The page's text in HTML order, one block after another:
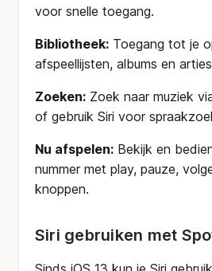
voor snelle toegang.
Bibliotheek: Toegang tot je
afspeellijsten, albums en
Zoeken: Zoek naar muziek
of gebruik Siri voor
Nu afspelen: Bekijk en
nummer met play, pauze,
knoppen.
Siri gebruiken met